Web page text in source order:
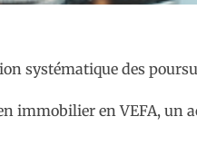
immobilier en VEFA, un